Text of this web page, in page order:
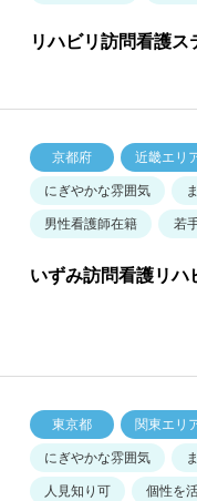
リハビリ訪問看護ス
京都府
近畿エリ
にぎやかな雰囲気
男性看護師在籍
若
いずみ訪問看護リ
東京都
関東エリ
にぎやかな雰囲気
人見知り可
個性を